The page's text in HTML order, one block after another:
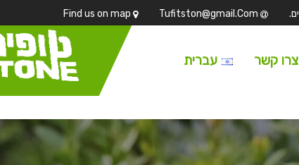
צרו קשר עברית